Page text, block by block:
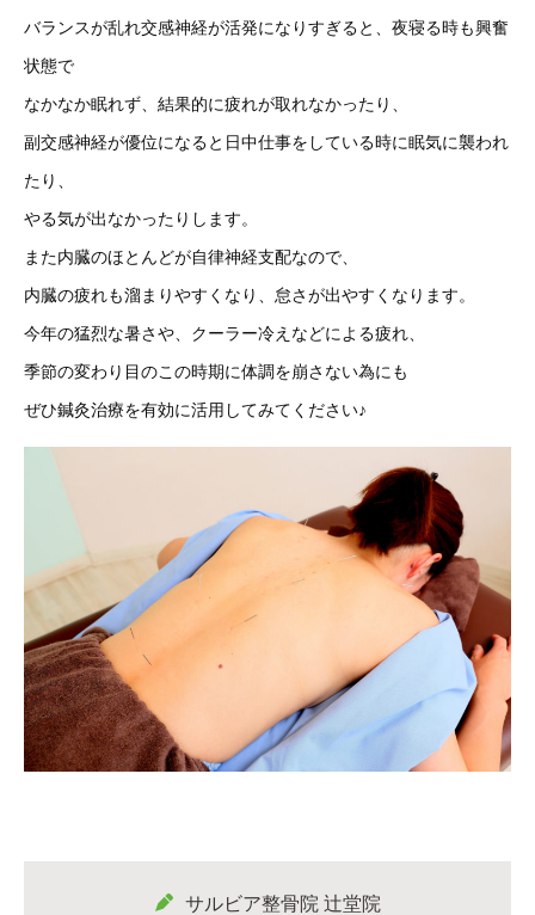
バランスが乱れ交感神経が活発になりすぎると、夜寝る時も興奮
状態で
なかなか眠れず、結果的に疲れが取れなかったり、
副交感神経が優位になると日中仕事をしている時に眠気に襲われ
たり、
やる気が出なかったりします。
また内臓のほとんどが自律神経支配なので、
内臓の疲れも溜まりやすくなり、怠さが出やすくなります。
今年の猛烈な暑さや、クーラー冷えなどによる疲れ、
季節の変わり目のこの時期に体調を崩さない為にも
ぜひ鍼灸治療を有効に活用してみてください♪
サルビア整骨院 辻堂院